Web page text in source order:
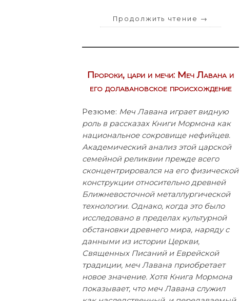
Продолжить чтение →
Пророки, цари и мечи: Меч Лавана и
его долавановское происхождение
Резюме: Меч Лавана играет видную
роль в рассказах Книги Мормона как
национальное сокровище нефийцев.
Академический анализ этой царской
семейной реликвии прежде всего
сконцентрировался на его физической
конструкции относительно древней
Ближневосточной металлургической
технологии. Однако, когда это было
исследовано в пределах культурной
обстановки древнего мира, наряду с
данными из истории Церкви,
Священных Писаний и Еврейской
традиции, меч Лавана приобретает
новое значение. Хотя Книга Мормона
показывает, что меч Лавана служил